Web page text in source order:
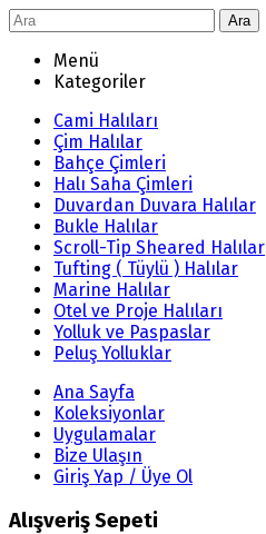
Ara
Menü
Kategoriler
Cami Halıları
Çim Halılar
Bahçe Çimleri
Halı Saha Çimleri
Duvardan Duvara Halılar
Bukle Halılar
Scroll-Tip Sheared Halılar
Tufting ( Tüylü ) Halılar
Marine Halılar
Otel ve Proje Halıları
Yolluk ve Paspaslar
Peluş Yolluklar
Ana Sayfa
Koleksiyonlar
Uygulamalar
Bize Ulaşın
Giriş Yap / Üye Ol
Alışveriş Sepeti